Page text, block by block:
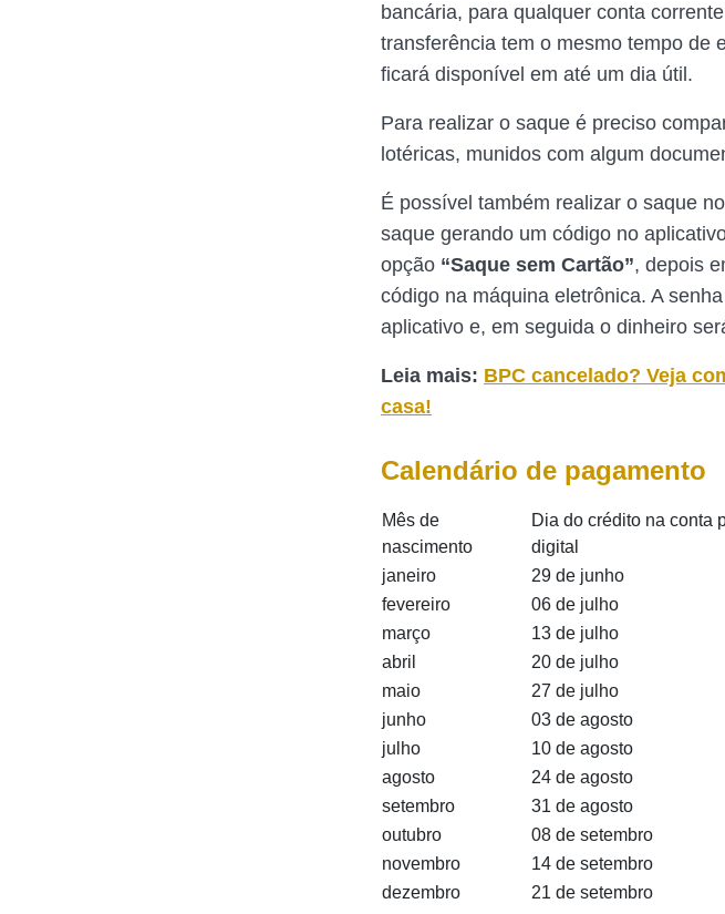
bancária, para qualquer conta
transferência tem o mesmo tempo de
ficará disponível em até um dia útil.
Para realizar o saque é preciso
lotéricas, munidos com algum
É possível também realizar o saque
saque gerando um código no
opção “Saque sem Cartão”, depois
código na máquina eletrônica. A
aplicativo e, em seguida o dinheiro
Leia mais: BPC cancelado? Veja
casa!
Calendário de pagamento
Mês de
nascimento
Dia do crédito na conta
digital
janeiro
29 de junho
fevereiro
06 de julho
março
13 de julho
abril
20 de julho
maio
27 de julho
junho
03 de agosto
julho
10 de agosto
agosto
24 de agosto
setembro
31 de agosto
outubro
08 de setembro
novembro
14 de setembro
dezembro
21 de setembro